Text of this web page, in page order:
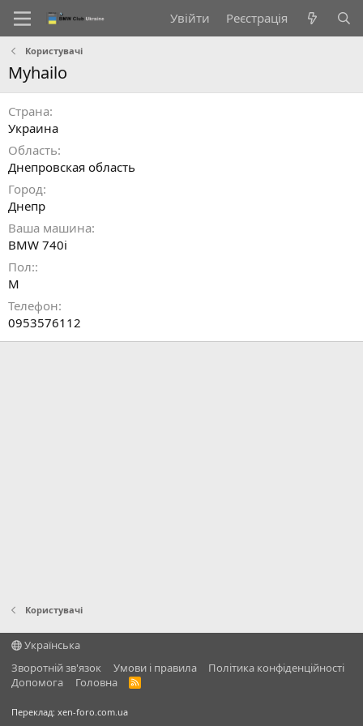
Увійти Реєстрація
Користувачі
Myhailo
Страна
Украина
Область
Днепровская область
Город
Днепр
Ваша машина
BMW 740i
Пол:
М
Телефон
0953576112
Користувачі
Українська
Зворотній зв'язок
Умови і правила
Політика конфіденційності
Дoпoмoга
Головна
R
Переклад: xen-foro.com.ua